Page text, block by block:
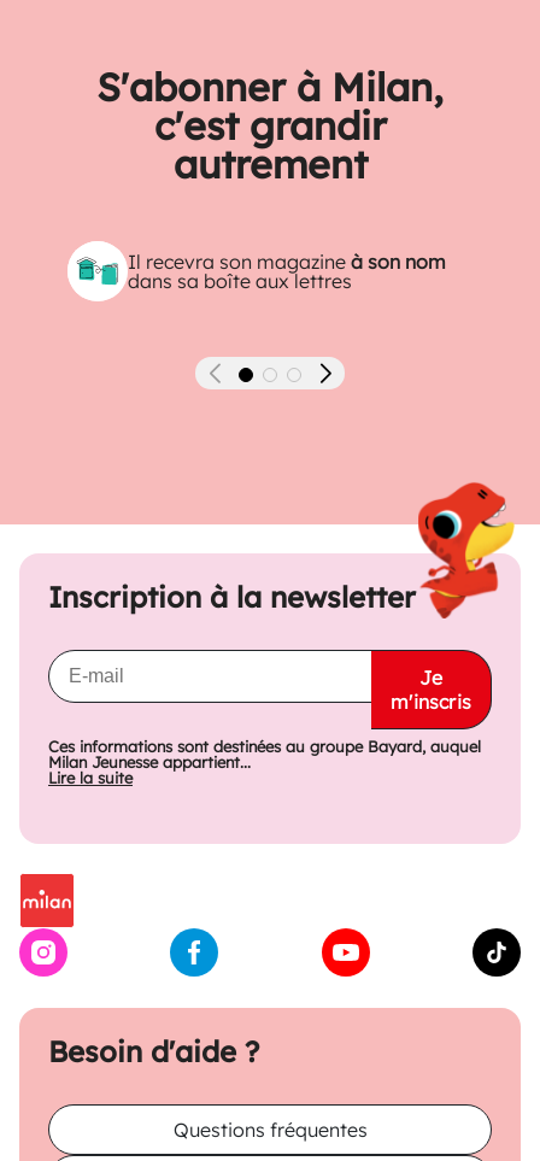
S'abonner à Milan,
c'est grandir
autrement
Il recevra son magazineà son nom
dans sa boîte aux lettres
Précédent Suivant
Besoin d'aide ?
Questions fréquentes
Inscription à la newsletter
Je
m'inscris
Ces informations sont destinées au groupe Bayard, auquel
Milan Jeunesse appartient...
Lire la suite